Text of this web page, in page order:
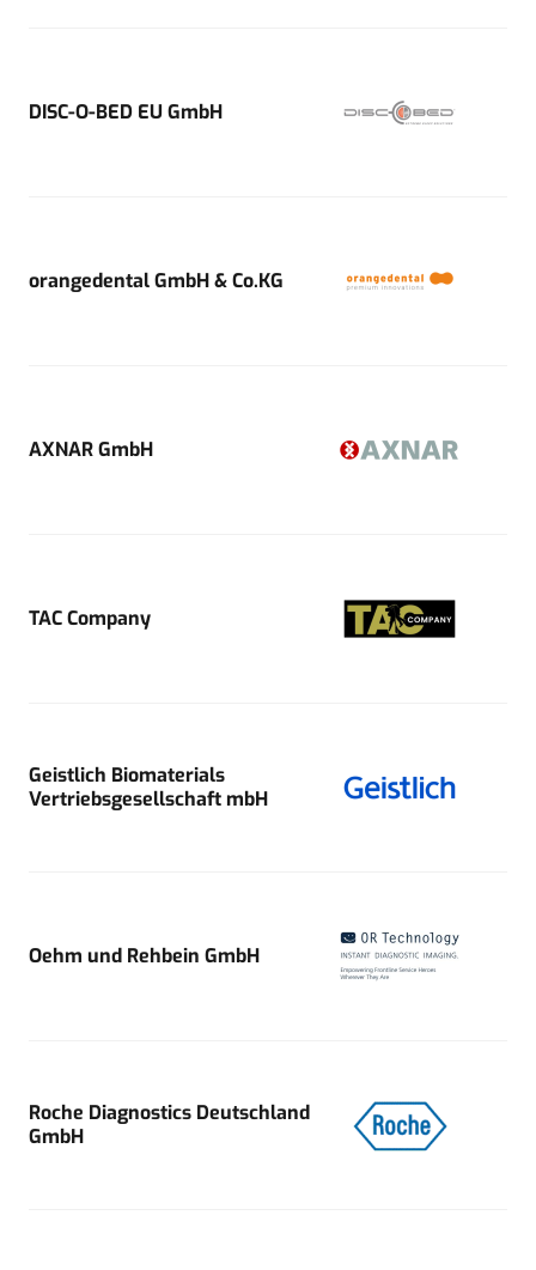
DISC-O-BED EU GmbH
orangedental GmbH & Co.KG
AXNAR GmbH
TAC Company
Geistlich Biomaterials
Vertriebsgesellschaft mbH
Oehm und Rehbein GmbH
Roche Diagnostics Deutschland
GmbH